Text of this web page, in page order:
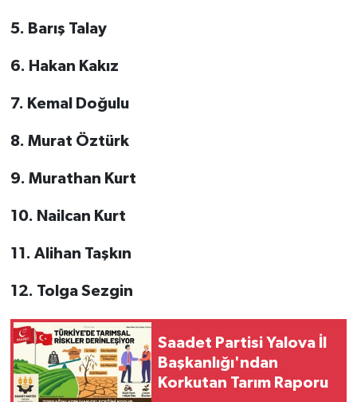
5. Barış Talay
6. Hakan Kakız
7. Kemal Doğulu
8. Murat Öztürk
9. Murathan Kurt
10. Nailcan Kurt
11. Alihan Taşkın
12. Tolga Sezgin
Saadet Partisi Yalova İl
Başkanlığı'ndan
Korkutan Tarım Raporu